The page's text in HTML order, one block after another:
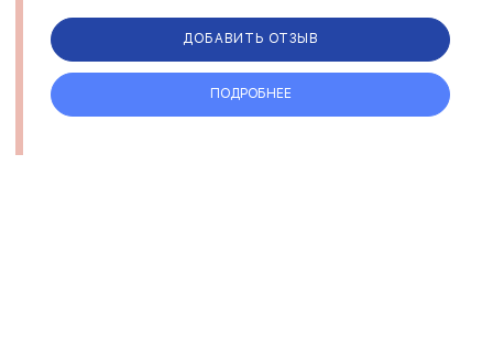
на рейтингов...
ДОБАВИТЬ ОТЗЫВ
ПОДРОБНЕЕ